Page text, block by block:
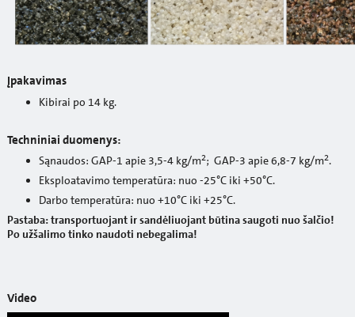
Įpakavimas
Kibirai po 14 kg.
Techniniai duomenys:
Sąnaudos: GAP-1 apie 3,5-4 kg/m2; GAP-3 apie 6,8-7 kg/m2.
Eksploatavimo temperatūra: nuo -25°C iki +50°C.
Darbo temperatūra: nuo +10°C iki +25°C.
Pastaba: transportuojant ir sandėliuojant būtina saugoti nuo šalčio!
Po užšalimo tinko naudoti nebegalima!
Video